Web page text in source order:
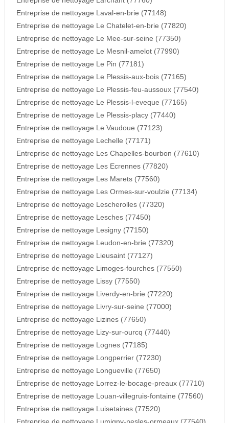
Entreprise de nettoyage Laval-en-brie (77148)
Entreprise de nettoyage Le Chatelet-en-brie (77820)
Entreprise de nettoyage Le Mee-sur-seine (77350)
Entreprise de nettoyage Le Mesnil-amelot (77990)
Entreprise de nettoyage Le Pin (77181)
Entreprise de nettoyage Le Plessis-aux-bois (77165)
Entreprise de nettoyage Le Plessis-feu-aussoux (77540)
Entreprise de nettoyage Le Plessis-l-eveque (77165)
Entreprise de nettoyage Le Plessis-placy (77440)
Entreprise de nettoyage Le Vaudoue (77123)
Entreprise de nettoyage Lechelle (77171)
Entreprise de nettoyage Les Chapelles-bourbon (77610)
Entreprise de nettoyage Les Ecrennes (77820)
Entreprise de nettoyage Les Marets (77560)
Entreprise de nettoyage Les Ormes-sur-voulzie (77134)
Entreprise de nettoyage Lescherolles (77320)
Entreprise de nettoyage Lesches (77450)
Entreprise de nettoyage Lesigny (77150)
Entreprise de nettoyage Leudon-en-brie (77320)
Entreprise de nettoyage Lieusaint (77127)
Entreprise de nettoyage Limoges-fourches (77550)
Entreprise de nettoyage Lissy (77550)
Entreprise de nettoyage Liverdy-en-brie (77220)
Entreprise de nettoyage Livry-sur-seine (77000)
Entreprise de nettoyage Lizines (77650)
Entreprise de nettoyage Lizy-sur-ourcq (77440)
Entreprise de nettoyage Lognes (77185)
Entreprise de nettoyage Longperrier (77230)
Entreprise de nettoyage Longueville (77650)
Entreprise de nettoyage Lorrez-le-bocage-preaux (77710)
Entreprise de nettoyage Louan-villegruis-fontaine (77560)
Entreprise de nettoyage Luisetaines (77520)